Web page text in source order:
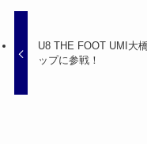
U8 THE FOOT UMI大
ップに参戦！